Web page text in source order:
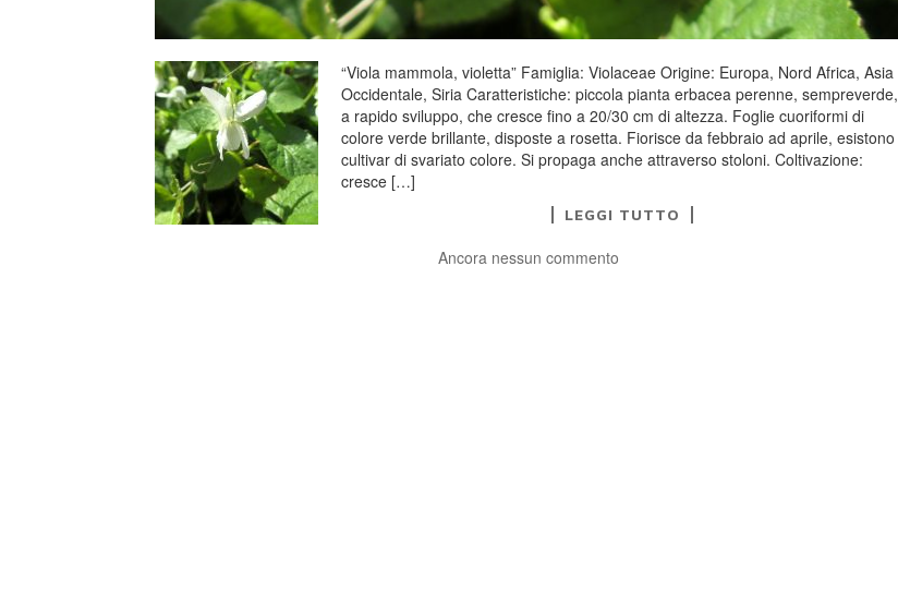
“Viola mammola, violetta” Famiglia: Violaceae Origine: Europa, Nord Africa, Asia
Occidentale, Siria Caratteristiche: piccola pianta erbacea perenne, sempreverde,
a rapido sviluppo, che cresce fino a 20/30 cm di altezza. Foglie cuoriformi di
colore verde brillante, disposte a rosetta. Fiorisce da febbraio ad aprile, esistono
cultivar di svariato colore. Si propaga anche attraverso stoloni. Coltivazione:
cresce […]
LEGGI TUTTO
Ancora nessun commento